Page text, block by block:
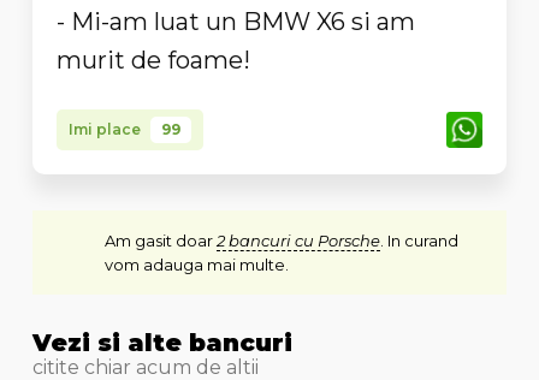
- Mi-am luat un BMW X6 si am
murit de foame!
Imi place 99
Am gasit doar2 bancuri cu Porsche. In curand
vom adauga mai multe.
Vezi si alte bancuri
citite chiar acum de altii